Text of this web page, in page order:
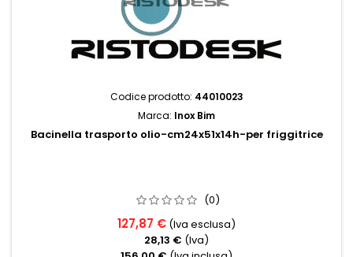
Codice prodotto: 44010023
Marca: Inox Bim
Bacinella trasporto olio-cm24x51x14h-per friggitrice
(0)
127,87 € (Iva esclusa)
28,13 € (Iva)